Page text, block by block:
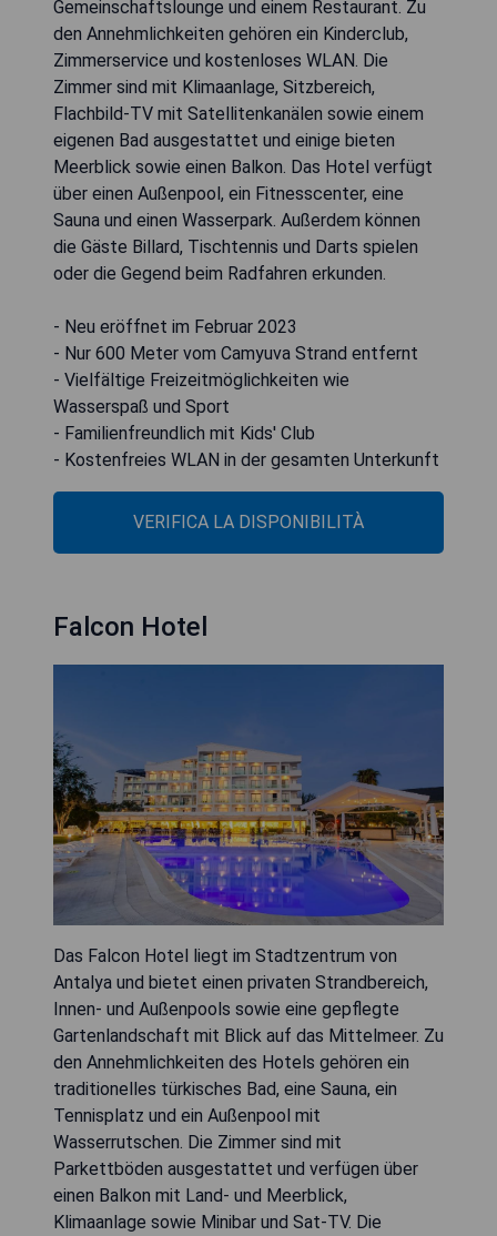
Gemeinschaftslounge und einem Restaurant. Zu
den Annehmlichkeiten gehören ein Kinderclub,
Zimmerservice und kostenloses WLAN. Die
Zimmer sind mit Klimaanlage, Sitzbereich,
Flachbild-TV mit Satellitenkanälen sowie einem
eigenen Bad ausgestattet und einige bieten
Meerblick sowie einen Balkon. Das Hotel verfügt
über einen Außenpool, ein Fitnesscenter, eine
Sauna und einen Wasserpark. Außerdem können
die Gäste Billard, Tischtennis und Darts spielen
oder die Gegend beim Radfahren erkunden.
- Neu eröffnet im Februar 2023
- Nur 600 Meter vom Camyuva Strand entfernt
- Vielfältige Freizeitmöglichkeiten wie
Wasserspaß und Sport
- Familienfreundlich mit Kids' Club
- Kostenfreies WLAN in der gesamten Unterkunft
VERIFICA LA DISPONIBILITÀ
Falcon Hotel
Das Falcon Hotel liegt im Stadtzentrum von
Antalya und bietet einen privaten Strandbereich,
Innen- und Außenpools sowie eine gepflegte
Gartenlandschaft mit Blick auf das Mittelmeer. Zu
den Annehmlichkeiten des Hotels gehören ein
traditionelles türkisches Bad, eine Sauna, ein
Tennisplatz und ein Außenpool mit
Wasserrutschen. Die Zimmer sind mit
Parkettböden ausgestattet und verfügen über
einen Balkon mit Land- und Meerblick,
Klimaanlage sowie Minibar und Sat-TV. Die